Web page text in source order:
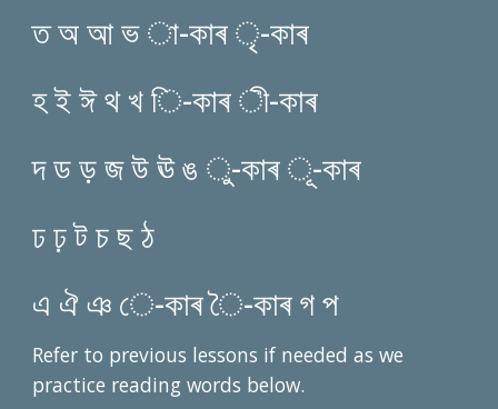
ত অ আ ভ া-কাৰ ৃ-কাৰ
হ ই ঈ থ খ ি-কাৰ ী-কাৰ
দ ড ড় জ উ ঊ ঙ ু-কাৰ ূ-কাৰ
ঢ ঢ় ট চ ছ ঠ
এ ঐ ঞ ে-কাৰ ৈ-কাৰ গ প
Refer to previous lessons if needed as we
practice reading words below.